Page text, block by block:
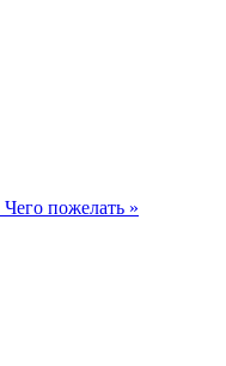
Чего пожелать »